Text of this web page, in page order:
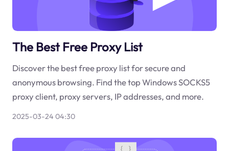
The Best Free Proxy List
Discover the best free proxy list for secure and
anonymous browsing. Find the top Windows SOCKS5
proxy client, proxy servers, IP addresses, and more.
2025-03-24 04:30